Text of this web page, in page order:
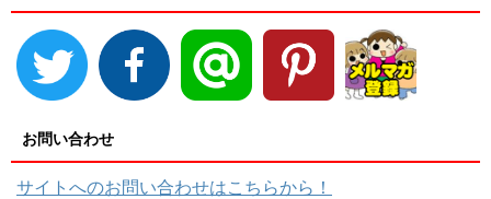
お問い合わせ
サイトへのお問い合わせはこちらから！